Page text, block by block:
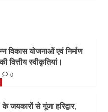
विकास योजनाओं एवं निर्माण
वित्तीय स्वीकृतियां।
0
जयकारों से गूंजा हरिद्वार,